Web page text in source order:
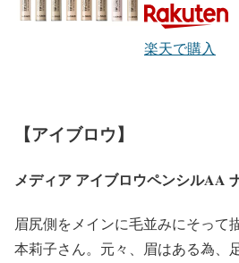
楽天で購入
【アイブロウ】
メディア アイブロウペンシルAA
眉尻側をメインに毛並みにそって
本莉子さん。元々、眉はある為、